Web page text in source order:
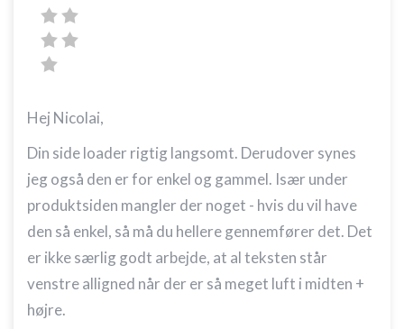
Hej Nicolai,
Din side loader rigtig langsomt. Derudover synes
jeg også den er for enkel og gammel. Især under
produktsiden mangler der noget - hvis du vil have
den så enkel, så må du hellere gennemfører det. Det
er ikke særlig godt arbejde, at al teksten står
venstre alligned når der er så meget luft i midten +
højre.